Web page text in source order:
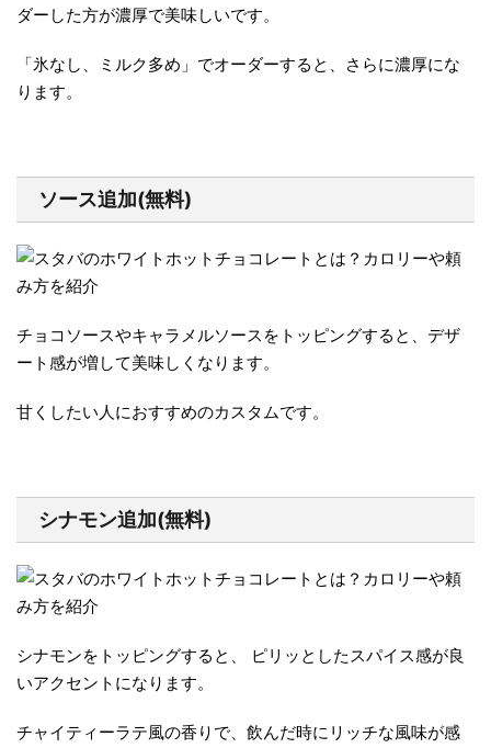
ダーした方が濃厚で美味しいです。
「氷なし、ミルク多め」でオーダーすると、さらに濃厚にな
ります。
ソース追加(無料)
チョコソースやキャラメルソースをトッピングすると、デザ
ート感が増して美味しくなります。
甘くしたい人におすすめのカスタムです。
シナモン追加(無料)
シナモンをトッピングすると、 ピリッとしたスパイス感が良
いアクセントになります。
チャイティーラテ風の香りで、飲んだ時にリッチな風味が感